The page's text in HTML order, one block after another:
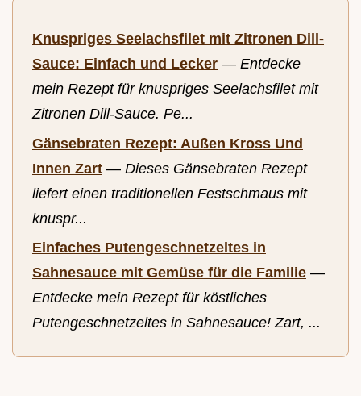
Knuspriges Seelachsfilet mit Zitronen Dill-
Sauce: Einfach und Lecker — Entdecke
mein Rezept für knuspriges Seelachsfilet mit
Zitronen Dill-Sauce. Pe...
Gänsebraten Rezept: Außen Kross Und
Innen Zart — Dieses Gänsebraten Rezept
liefert einen traditionellen Festschmaus mit
knuspr...
Einfaches Putengeschnetzeltes in
Sahnesauce mit Gemüse für die Familie —
Entdecke mein Rezept für köstliches
Putengeschnetzeltes in Sahnesauce! Zart, ...